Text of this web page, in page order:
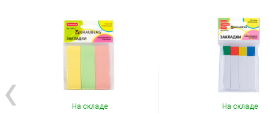
На складе
На складе